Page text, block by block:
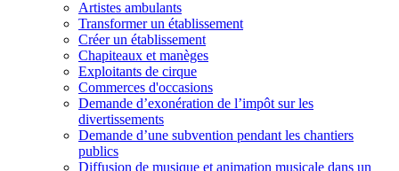
Artistes ambulants
Transformer un établissement
Créer un établissement
Chapiteaux et manèges
Exploitants de cirque
Commerces d'occasions
Demande d’exonération de l’impôt sur les
divertissements
Demande d’une subvention pendant les chantiers
publics
Diffusion de musique et animation musicale dans un